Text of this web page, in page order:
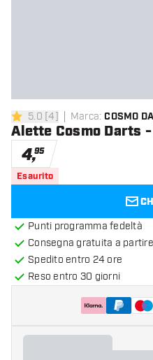
5 stelle di valutazione
5.0 [4] Marca: COSMO
Alette Cosmo Darts
4,95
Esaurito
Punti programma fedeltà
Consegna gratuita a
Spedito entro 24 ore
Reso entro 30 giorni